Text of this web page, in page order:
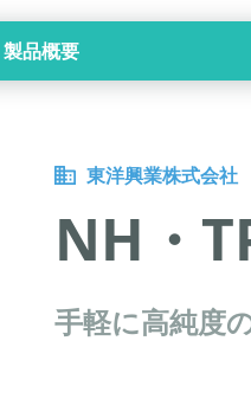
製品概要
東洋興業株式会社
NH・
手軽に高純度